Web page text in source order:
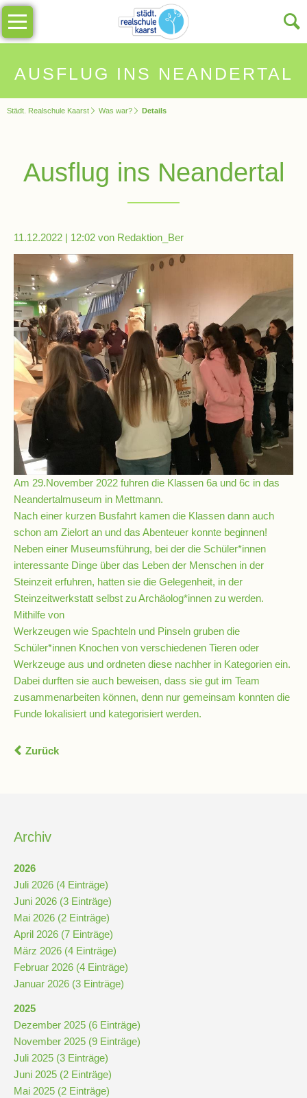
AUSFLUG INS NEANDERTAL
Navigation
überspringen
Unsere
Schule
Schulinfos
Allgemeine
Impressionen
Schulleitung
Kollegium
Schulsozialarbeit
Hausmeister
Übermittagsbetreuung
Schülervertretung
(SV)
Förderverein
Schulchronik
Lehrer-
Raum-
Digitalisierung
Streitschlichtung
Kompetenzteam
Seiteneinsteiger
Methodentraining
Bewegte
Pause
Städt. Realschule Kaarst Was war? Details
Ausflug ins Neandertal
11.12.2022 | 12:02 von Redaktion_Ber
Am 29.November 2022 fuhren die Klassen 6a und 6c in das
Neandertalmuseum in Mettmann.
Nach einer kurzen Busfahrt kamen die Klassen dann auch
schon am Zielort an und das Abenteuer konnte beginnen!
Neben einer Museumsführung, bei der die Schüler*innen
interessante Dinge über das Leben der Menschen in der
Steinzeit erfuhren, hatten sie die Gelegenheit, in der
Steinzeitwerkstatt selbst zu Archäolog*innen zu werden.
Mithilfe von
Werkzeugen wie Spachteln und Pinseln gruben die
Schüler*innen Knochen von verschiedenen Tieren oder
Werkzeuge aus und ordneten diese nachher in Kategorien ein.
Dabei durften sie auch beweisen, dass sie gut im Team
zusammenarbeiten können, denn nur gemeinsam konnten die
Funde lokalisiert und kategorisiert werden.
Zurück
Archiv
2026
Juli 2026 (4 Einträge)
Juni 2026 (3 Einträge)
Mai 2026 (2 Einträge)
April 2026 (7 Einträge)
März 2026 (4 Einträge)
Februar 2026 (4 Einträge)
Januar 2026 (3 Einträge)
2025
Dezember 2025 (6 Einträge)
November 2025 (9 Einträge)
Juli 2025 (3 Einträge)
Juni 2025 (2 Einträge)
Mai 2025 (2 Einträge)